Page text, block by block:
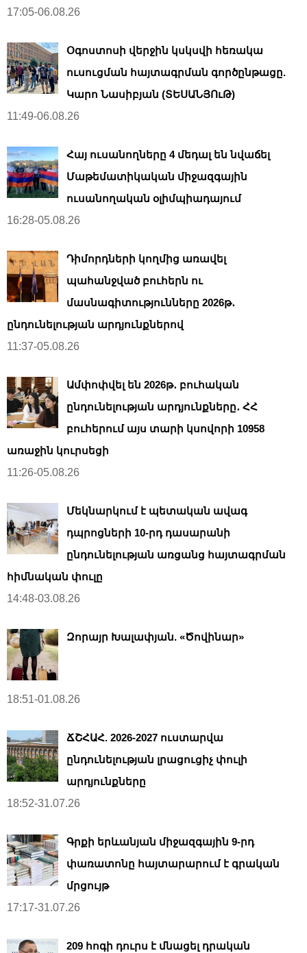
17:05-06.08.26
Օգոստոսի վերջին կսկսվի հեռակա
ուսուցման հայտագրման գործընթացը.
Կարո Նասիբյան (ՏԵՍԱՆՅՈւԹ)
11:49-06.08.26
Հայ ուսանողները 4 մեդալ են նվաճել
Մաթեմատիկական միջազգային
ուսանողական օլիմպիադայում
16:28-05.08.26
Դիմորդների կողմից առավել
պահանջված բուհերն ու
մասնագիտությունները 2026թ․
ընդունելության արդյունքներով
11:37-05.08.26
Ամփոփվել են 2026թ․ բուհական
ընդունելության արդյունքները․ ՀՀ
բուհերում այս տարի կսովորի 10958
առաջին կուրսեցի
11:26-05.08.26
Մեկնարկում է պետական ավագ
դպրոցների 10-րդ դասարանի
ընդունելության առցանց հայտագրման
հիմնական փուլը
14:48-03.08.26
Զորայր Խալափյան. «Ծովինար»
18:51-01.08.26
ՃՇՀԱՀ. 2026-2027 ուստարվա
ընդունելության լրացուցիչ փուլի
արդյունքները
18:52-31.07.26
Գրքի երևանյան միջազգային 9-րդ
փառատոնը հայտարարում է գրական
մրցույթ
17:17-31.07.26
209 հոգի դուրս է մնացել դրական